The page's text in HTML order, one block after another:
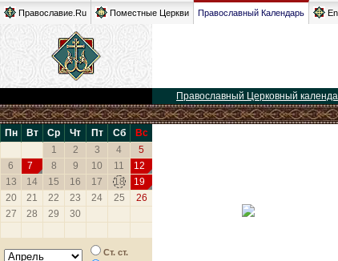
Православие.Ru Поместные Церкви Православный Календарь
Православный Церковный
Пн Вт Ср Чт Пт Сб
Вс
1
2 3 4
5
6
7 8 9 10 11
12
13
14 15 16 17 18
19
20
21 22 23 24 25
26
27
28 29 30
Ст. ст.